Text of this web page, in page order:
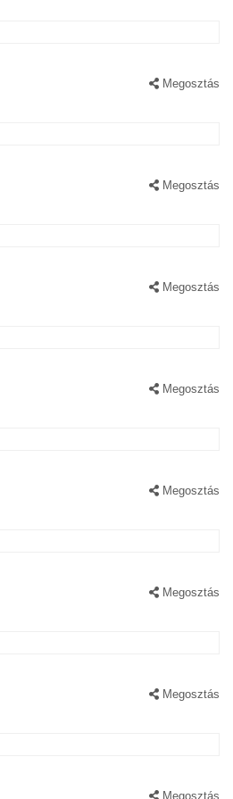
Megosztás
Megosztás
Megosztás
Megosztás
Megosztás
Megosztás
Megosztás
Megosztás